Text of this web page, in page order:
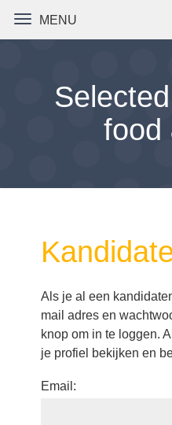
TOGGLE NAVIGATION
MENU
food
Als je al een
mail adres en
knop om in te loggen.
je profiel bekijken en
Email: